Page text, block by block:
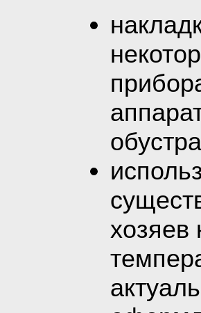
хозяев